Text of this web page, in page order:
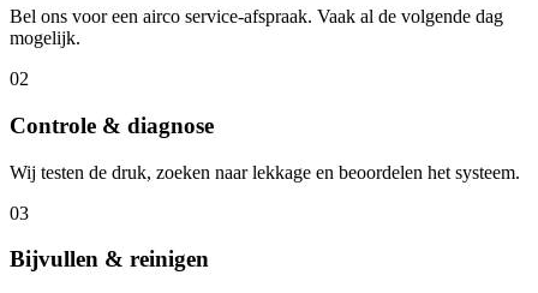
Bel ons voor een airco service-afspraak. Vaak al de volgende dag
mogelijk.
02
Controle & diagnose
Wij testen de druk, zoeken naar lekkage en beoordelen het systeem.
03
Bijvullen & reinigen